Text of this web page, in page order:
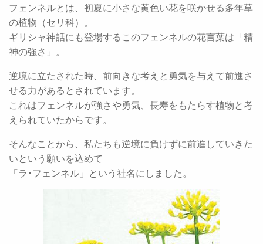
フェンネルとは、初夏に小さな黄色い花を咲かせる多年草
の植物（セリ科）。
ギリシャ神話にも登場するこのフェンネルの花言葉は「精
神の強さ」。
逆境に立たされた時、前向きな考えと勇気を与えて前進さ
せる力があるとされています。
これはフェンネルが強さや勇気、長寿をもたらす植物と考
えられていたからです。
そんなことから、私たちも逆境に負けずに前進していきた
いという願いを込めて
「ラ･フェンネル」という社名にしました。